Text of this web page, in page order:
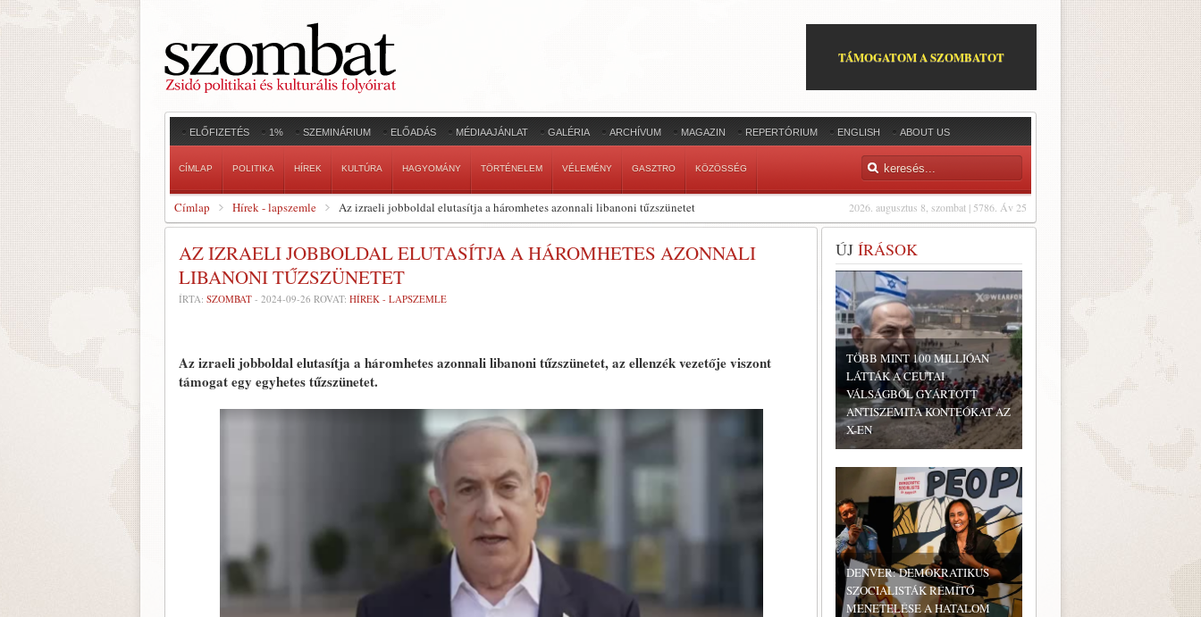
TÁMOGATOM A SZOMBATOT
ELŐFIZETÉS 1% SZEMINÁRIUM ELŐADÁS MÉDIAAJÁNLAT GALÉRIA ARCHÍVUM MAGAZIN REPERTÓRIUM ENGLISH ABOUT US
CÍMLAP POLITIKA HÍREK KULTÚRA HAGYOMÁNY TÖRTÉNELEM VÉLEMÉNY GASZTRO KÖZÖSSÉG
2026. augusztus 8, szombat | 5786. Áv 25
Címlap Hírek - lapszemle Az izraeli jobboldal elutasítja a háromhetes azonnali libanoni tűzszünetet
AZ IZRAELI JOBBOLDAL ELUTASÍTJA A HÁROMHETES AZONNALI
LIBANONI TŰZSZÜNETET
ÍRTA: SZOMBAT - 2024-09-26 ROVAT: HÍREK - LAPSZEMLE
Az izraeli jobboldal elutasítja a háromhetes azonnali libanoni tűzszünetet, az ellenzék vezetője viszont
támogat egy egyhetes tűzszünetet.
ÚJ ÍRÁSOK
TÖBB MINT 100 MILLIÓAN
LÁTTÁK A CEUTAI
VÁLSÁGBÓL GYÁRTOTT
ANTISZEMITA KONTEÓKAT AZ
X-EN
DENVER: DEMOKRATIKUS
SZOCIALISTÁK RÉMÍTŐ
MENETELÉSE A HATALOM